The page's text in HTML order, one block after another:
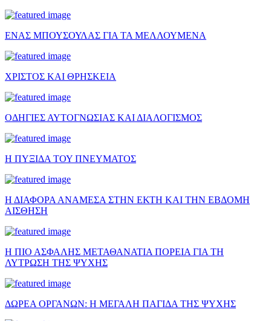
ΕΝΑΣ ΜΠΟΥΣΟΥΛΑΣ ΓΙΑ ΤΑ ΜΕΛΛΟΥΜΕΝΑ
ΧΡΙΣΤΟΣ ΚΑΙ ΘΡΗΣΚΕΙΑ
ΟΔΗΓΙΕΣ ΑΥΤΟΓΝΩΣΙΑΣ ΚΑΙ ΔΙΑΛΟΓΙΣΜΟΣ
Η ΠΥΞΙΔΑ ΤΟΥ ΠΝΕΥΜΑΤΟΣ
Η ΔΙΑΦΟΡΑ ΑΝΑΜΕΣΑ ΣΤΗΝ ΕΚΤΗ ΚΑΙ ΤΗΝ ΕΒΔΟΜΗ
ΑΙΣΘΗΣΗ
Η ΠΙΟ ΑΣΦΑΛΗΣ ΜΕΤΑΘΑΝΑΤΙΑ ΠΟΡΕΙΑ ΓΙΑ ΤΗ
ΛΥΤΡΩΣΗ ΤΗΣ ΨΥΧΗΣ
ΔΩΡΕΑ ΟΡΓΑΝΩΝ: Η ΜΕΓΑΛΗ ΠΑΓΙΔΑ ΤΗΣ ΨΥΧΗΣ